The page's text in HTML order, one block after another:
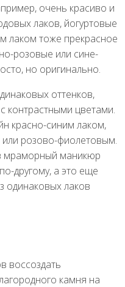
очень красиво и
лаков, йогуртовые
лаком тоже прекрасное
розовые или сине-
но оригинально.
оттенков,
контрастными цветами.
красно-синим лаком,
розово-фиолетовым.
мраморный маникюр
другому, а это еще
одинаковых лаков
воссоздать
камня на